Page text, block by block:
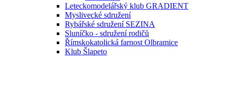
Leteckomodelářský klub GRADIENT
Myslivecké sdružení
Rybářské sdružení SEZINA
Sluníčko - sdružení rodičů
Římskokatolická farnost Olbramice
Klub Šlapeto